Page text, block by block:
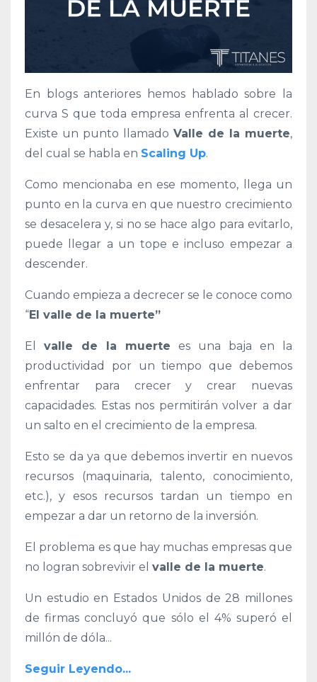
En blogs anteriores hemos hablado sobre la
curva S que toda empresa enfrenta al crecer.
Existe un punto llamado Valle de la muerte,
del cual se habla en Scaling Up.
Como mencionaba en ese momento, llega un
punto en la curva en que nuestro crecimiento
se desacelera y, si no se hace algo para evitarlo,
puede llegar a un tope e incluso empezar a
descender.
Cuando empieza a decrecer se le conoce como
“El valle de la muerte”
El valle de la muerte es una baja en la
productividad por un tiempo que debemos
enfrentar para crecer y crear nuevas
capacidades. Estas nos permitirán volver a dar
un salto en el crecimiento de la empresa.
Esto se da ya que debemos invertir en nuevos
recursos (maquinaria, talento, conocimiento,
etc.), y esos recursos tardan un tiempo en
empezar a dar un retorno de la inversión.
El problema es que hay muchas empresas que
no logran sobrevivir el valle de la muerte.
Un estudio en Estados Unidos de 28 millones
de firmas concluyó que sólo el 4% superó el
millón de dóla...
Seguir Leyendo...